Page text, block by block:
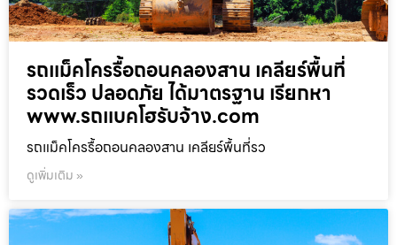
รถแม็คโครรื้อถอนคลองสาน เคลียร์พื้นที่
รวดเร็ว ปลอดภัย ได้มาตรฐาน เรียกหา
www.รถแบคโฮรับจ้าง.com
รถแม็คโครรื้อถอนคลองสาน เคลียร์พื้นที่รว
ดูเพิ่มเติม »